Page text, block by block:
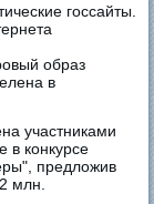
госсайты.
образ
в
участниками
в конкурсе
предложив
млн.